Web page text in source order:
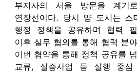
부지사의 서울 방문을 계기
연장선이다. 당시 양 도시는 스
행정 정책을 공유하며 협력
이후 실무 협의를 통해 협력 분
이번 협약을 통해 정책 공유를
교류, 실증사업 등 실행 중심